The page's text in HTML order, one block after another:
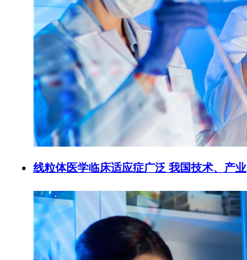
线粒体医学临床适应症广泛 我国技术、产业